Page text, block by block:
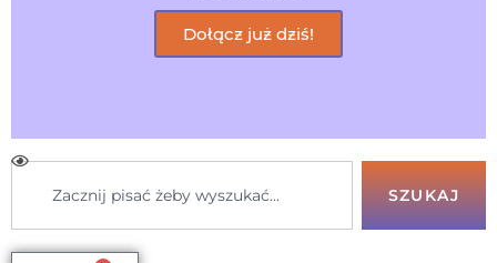
Dołącz już dziś!
SZUKAJ